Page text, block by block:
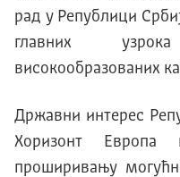
рад у Републици
главних
високообразованих
Државни интерес
Хоризонт
проширивању